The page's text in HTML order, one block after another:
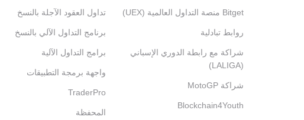
Bitget منصة التداول العالمية (UEX)
روابط تبادلية
شراكة مع رابطة الدوري الإسباني
(LALIGA)
شراكة MotoGP
Blockchain4Youth
تداول العقود الآجلة بالنسخ
برنامج التداول الآلي بالنسخ
برامج التداول الآلية
واجهة برمجة التطبيقات
TraderPro
المحفظة